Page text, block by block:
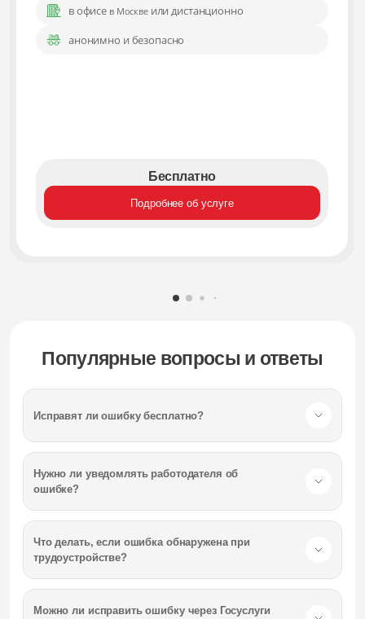
в офисе в Москвеили дистанционно
анонимно и безопасно
Бесплатно
Подробнее об услуге
Популярные вопросы и ответы
Исправят ли ошибку бесплатно?
Нужно ли уведомлять работодателя об
ошибке?
Что делать, если ошибка обнаружена при
трудоустройстве?
Можно ли исправить ошибку через Госуслуги